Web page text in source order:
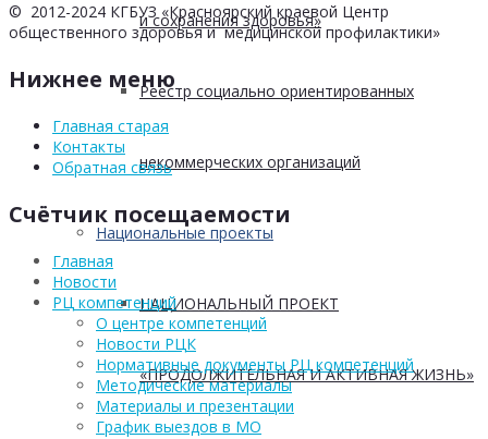
и сохранения здоровья»
Реестр социально ориентированных
некоммерческих организаций
Национальные проекты
НАЦИОНАЛЬНЫЙ ПРОЕКТ
«ПРОДОЛЖИТЕЛЬНАЯ И АКТИВНАЯ ЖИЗНЬ»
© 2012-2024 КГБУЗ «Красноярский краевой Центр
общественного здоровья и медицинской профилактики»
Нижнее меню
Главная старая
Контакты
Обратная связь
Счётчик посещаемости
Главная
Новости
РЦ компетенций
О центре компетенций
Новости РЦК
Нормативные документы РЦ компетенций
Методические материалы
Материалы и презентации
График выездов в МО